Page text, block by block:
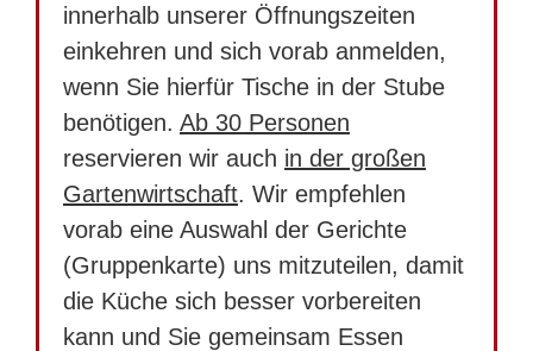
innerhalb unserer Öffnungszeiten
einkehren und sich vorab anmelden,
wenn Sie hierfür Tische in der Stube
benötigen. Ab 30 Personen
reservieren wir auch in der großen
Gartenwirtschaft. Wir empfehlen
vorab eine Auswahl der Gerichte
(Gruppenkarte) uns mitzuteilen, damit
die Küche sich besser vorbereiten
kann und Sie gemeinsam Essen